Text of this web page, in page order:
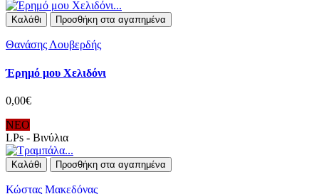
Καλάθι Προσθήκη στα αγαπημένα
Θανάσης Λουβερδής
Έρημό μου Χελιδόνι
0,00€
ΝΕΟ
LPs - Βινύλια
Καλάθι Προσθήκη στα αγαπημένα
Κώστας Μακεδόνας